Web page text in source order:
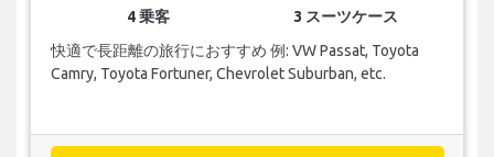
4 乗客
3 スーツケース
快適で長距離の旅行におすすめ 例: VW Passat, Toyota
Camry, Toyota Fortuner, Chevrolet Suburban, etc.